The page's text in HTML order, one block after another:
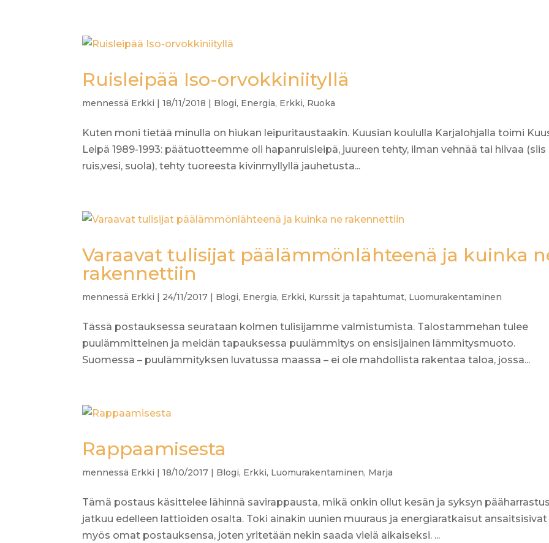
Ruisleipää Iso-orvokkiniityllä
mennessä Erkki |18/11/2018 Blogi, Energia, Erkki, Ruoka
Kuten moni tietää minulla on hiukan leipuritaustaakin. Kuusian koululla Karjalohjalla toimi
Leipä 1989-1993: päätuotteemme oli hapanruisleipä, juureen tehty, ilman vehnää tai hiivaa (siis
ruis,vesi, suola), tehty tuoreesta kivinmyllyllä jauhetusta...
Varaavat tulisijat päälämmönlähteenä ja kuinka
rakennettiin
mennessä Erkki 24/11/2017 Blogi, Energia, Erkki, Kurssit ja tapahtumat, Luomurakentaminen
Tässä postauksessa seurataan kolmen tulisijamme valmistumista. Talostammehan tulee
puulämmitteinen ja meidän tapauksessa puulämmitys on ensisijainen lämmitysmuoto.
Suomessa – puulämmityksen luvatussa maassa – ei ole mahdollista rakentaa taloa, jossa...
Rappaamisesta
mennessä Erkki |18/10/2017 Blogi, Erkki, Luomurakentaminen, Marja
Tämä postaus käsittelee lähinnä savirappausta, mikä onkin ollut kesän ja syksyn
jatkuu edelleen lattioiden osalta. Toki ainakin uunien muuraus ja energiaratkaisut ansaitsisivat
myös omat postauksensa, joten yritetään nekin saada vielä aikaiseksi. ...